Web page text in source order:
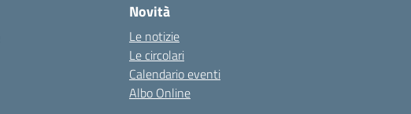
Novità
Le notizie
Le circolari
Calendario eventi
Albo Online